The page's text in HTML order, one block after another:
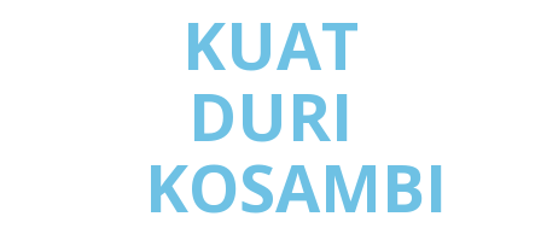
KUAT
DURI
KOSAMBI